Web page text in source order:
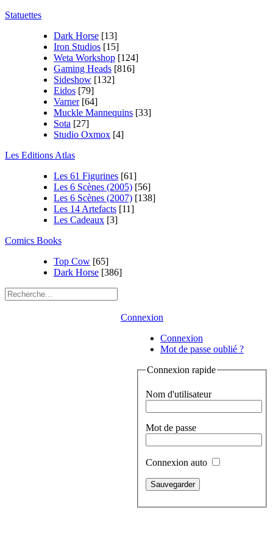
Statuettes
Dark Horse [13]
Iron Studios [15]
Weta Workshop [124]
Gaming Heads [816]
Sideshow [132]
Eidos [79]
Varner [64]
Muckle Mannequins [33]
Sota [27]
Studio Oxmox [4]
Les Editions Atlas
Les 61 Figurines [61]
Les 6 Scènes (2005) [56]
Les 6 Scènes (2007) [138]
Les 14 Artefacts [11]
Les Cadeaux [3]
Comics Books
Top Cow [65]
Dark Horse [386]
Connexion
Connexion
Mot de passe oublié ?
Connexion rapide
Nom d'utilisateur
Mot de passe
Connexion auto